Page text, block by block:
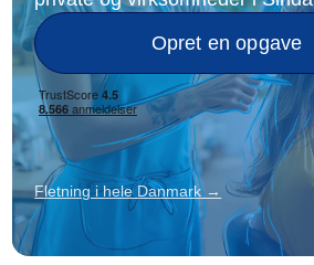
Opret en opgave
Fletning i hele Danmark →